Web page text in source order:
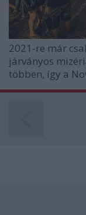
2021-re már
járványos
többen, így a